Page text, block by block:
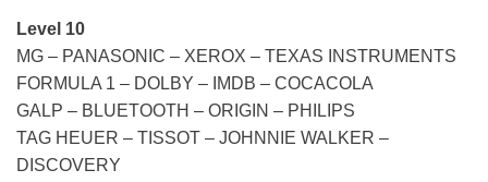
Level 10
MG – PANASONIC – XEROX – TEXAS INSTRUMENTS
FORMULA 1 – DOLBY – IMDB – COCACOLA
GALP – BLUETOOTH – ORIGIN – PHILIPS
TAG HEUER – TISSOT – JOHNNIE WALKER –
DISCOVERY